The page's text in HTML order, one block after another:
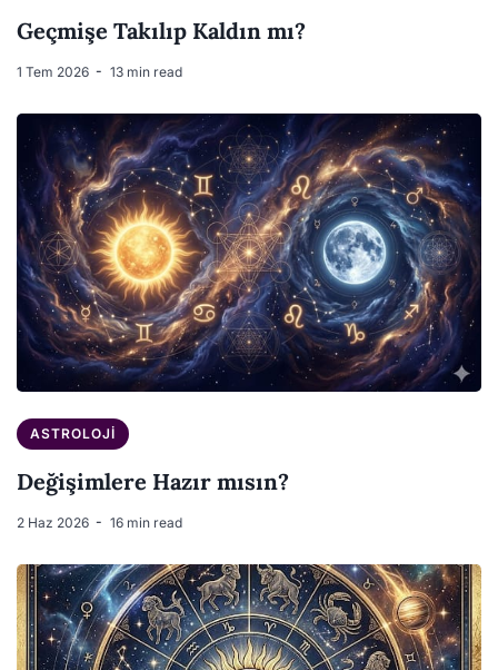
Geçmişe Takılıp Kaldın mı?
1 Tem 2026 13 min read
ASTROLOJI
Değişimlere Hazır mısın?
2 Haz 2026 16 min read